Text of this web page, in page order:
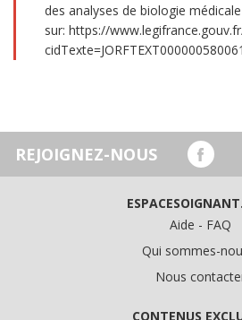
des analyses de biologie
sur: https://
cidTexte=JORFTEXT000000580061
REJOIGNEZ-NOUS
Aide - FAQ
Qui sommes-
Nous
CONTENUS